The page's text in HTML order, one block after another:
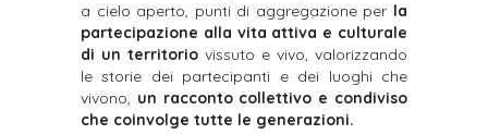
a cielo aperto, punti di aggregazione per la
partecipazione alla vita attiva e culturale
di un territorio vissuto e vivo, valorizzando
le storie dei partecipanti e dei luoghi che
vivono, un racconto collettivo e condiviso
che coinvolge tutte le generazioni.